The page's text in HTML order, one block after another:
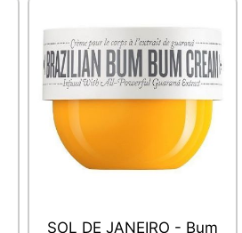
SOL DE JANEIRO - Bum